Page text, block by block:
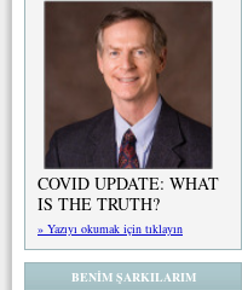
COVID UPDATE: WHAT
IS THE TRUTH?
» Yazıyı okumak için tıklayın
BENİM ŞARKILARIM